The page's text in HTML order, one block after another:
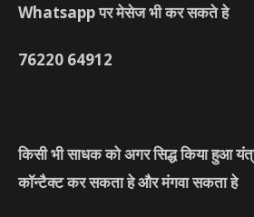
Whatsapp पर मेसेज भी कर सकते हे
76220 64912
किसी भी साधक को अगर सिद्ध किया हुआ यंत्र
कॉन्टैक्ट कर सकता हे और मंगवा सकता हे